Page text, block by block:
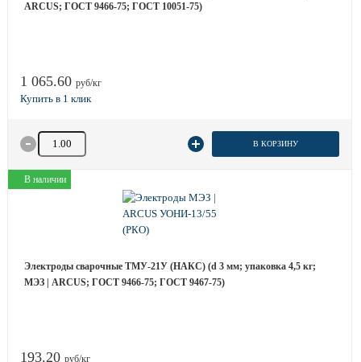
ARCUS; ГОСТ 9466-75; ГОСТ 10051-75)
1 065.60 руб/кг
Количество товара В КОРЗИНУ
В наличии
Электроды сварочные ТМУ-21У (НАКС) (d 3 мм; упаковка 4,5 кг;
МЭЗ | ARCUS; ГОСТ 9466-75; ГОСТ 9467-75)
193.20 руб/кг